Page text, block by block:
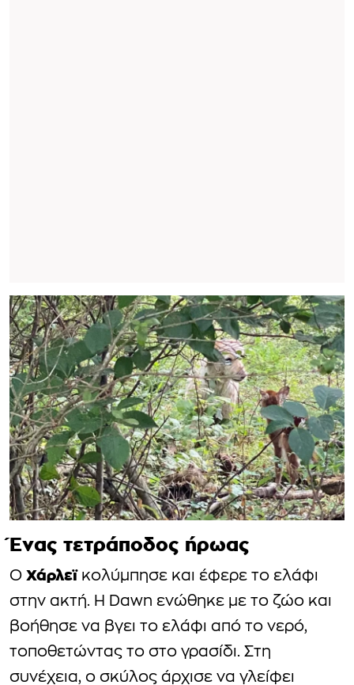
Ένας τετράποδος ήρωας
Ο Χάρλεϊκολύμπησε και έφερε το ελάφι
στην ακτή. Η Dawn ενώθηκε με το ζώο και
βοήθησε να βγει το ελάφι από το νερό,
τοποθετώντας το στο γρασίδι. Στη
συνέχεια, ο σκύλος άρχισε να γλείφει